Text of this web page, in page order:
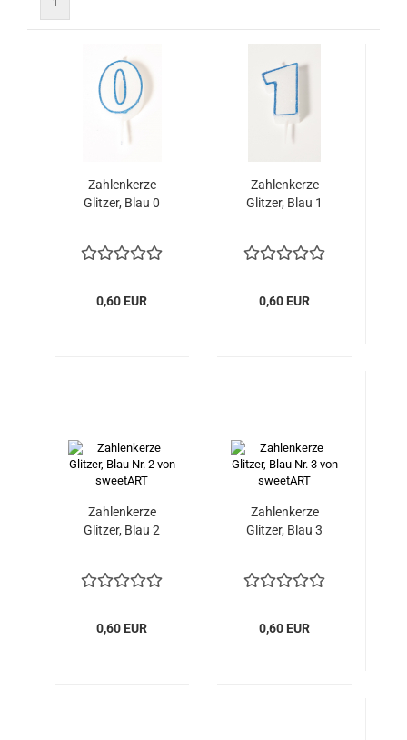
Zahlenkerze
Glitzer, Blau 0
0,60 EUR
Zahlenkerze
Glitzer, Blau 1
0,60 EUR
Zahlenkerze
Glitzer, Blau 2
0,60 EUR
Zahlenkerze
Glitzer, Blau 3
0,60 EUR